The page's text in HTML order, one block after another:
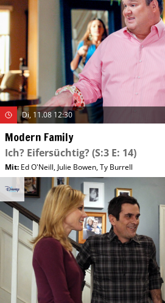
Di, 11.08 12:30
Modern Family
Ich? Eifersüchtig?(S:3 E: 14)
Mit: Ed O'Neill, Julie Bowen,Ty Burrell